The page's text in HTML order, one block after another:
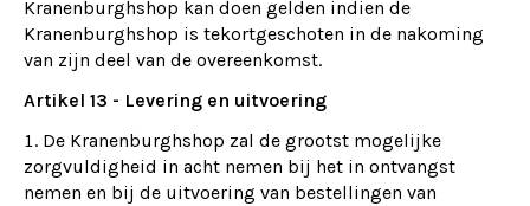
Kranenburghshop kan doen gelden indien de
Kranenburghshop is tekortgeschoten in de nakoming
van zijn deel van de overeenkomst.
Artikel 13 - Levering en uitvoering
De Kranenburghshop zal de grootst mogelijke
zorgvuldigheid in acht nemen bij het in ontvangst
nemen en bij de uitvoering van bestellingen van